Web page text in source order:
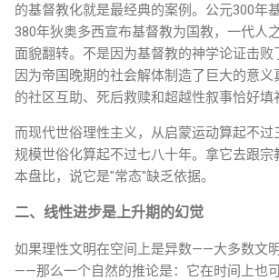
的基督教化就是最经典的案例。公元300年
380年狄奥多西宣布基督教为国教，一代人
面貌翻转。不是因为基督教的神学论证击败
因为帝国晚期的社会解体制造了巨大的意
的社区互助、死后救赎和超越性叙事恰好填
而现代世俗理性主义，从启蒙运动算起不过
规模世俗化算起不过七八十年。拿它去跟宗
本盘比，说它是"常态"缺乏依据。
二、线性进步是上升期的幻觉
如果理性文明在空间上是异数——大多数文
——那么一个自然的推论是：它在时间上也